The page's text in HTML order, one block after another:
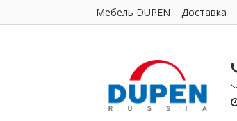
Мебель DUPEN Доставка